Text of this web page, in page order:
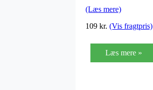
(Læs mere)
109 kr. (Vis fragtpris)
Læs mere »